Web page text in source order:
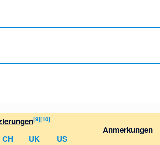
[9][10]
Anmerkungen
CH UK US